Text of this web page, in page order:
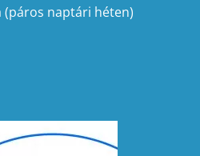
(páros naptári héten)